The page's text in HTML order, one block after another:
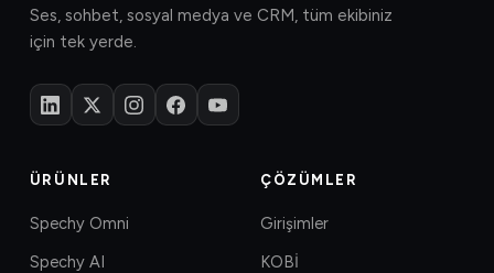
Ses, sohbet, sosyal medya ve CRM, tüm ekibiniz
için tek yerde.
ÜRÜNLER
Spechy Omni
Spechy AI
ÇÖZÜMLER
Girişimler
KOBİ